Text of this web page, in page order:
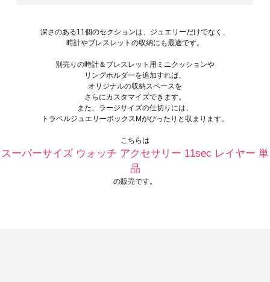
深さのある11個のセクションは、ジュエリーだけでなく、
時計やブレスレットの収納にも最適です。
別売りの時計＆ブレスレット用ミニクッションや
リングホルダーを追加すれば、
オリジナルの収納スペースを
さらにカスタマイズできます。
また、ラージサイズの仕切りには、
トラベルジュエリーボックスMがぴったりと収まります。
こちらは
スーパーサイズ ウォッチ アクセサリー 11sec レイヤー 単
品
の販売です。